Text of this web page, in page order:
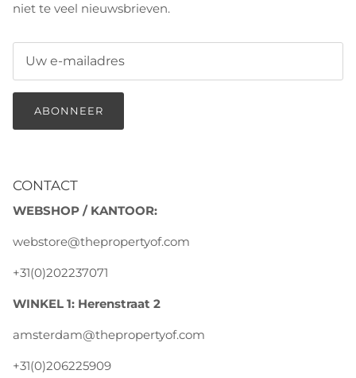
niet te veel nieuwsbrieven.
ABONNEER
CONTACT
WEBSHOP / KANTOOR:
webstore@thepropertyof.com
+31(0)202237071
WINKEL 1: Herenstraat 2
amsterdam@thepropertyof.com
+31(0)206225909